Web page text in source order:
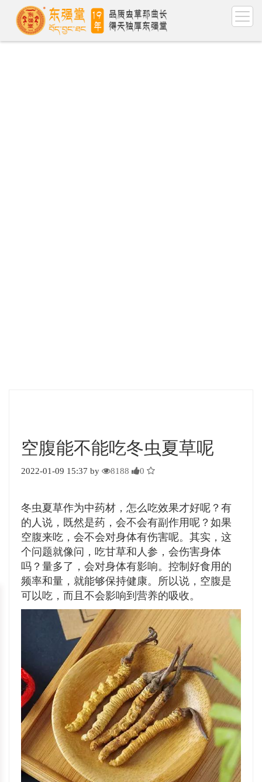
空腹能不能吃冬虫夏草呢
2022-01-09 15:37 by 8188 0
冬虫夏草作为中药材，怎么吃效果才好呢？有
的人说，既然是药，会不会有副作用呢？如果
空腹来吃，会不会对身体有伤害呢。其实，这
个问题就像问，吃甘草和人参，会伤害身体
吗？量多了，会对身体有影响。控制好食用的
频率和量，就能够保持健康。所以说，空腹是
可以吃，而且不会影响到营养的吸收。